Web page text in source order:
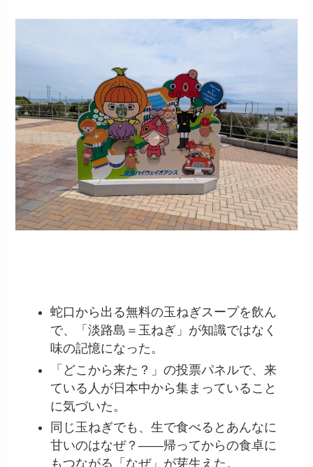
蛇口から出る無料の玉ねぎスープを飲ん
で、「淡路島＝玉ねぎ」が知識ではなく
味の記憶になった。
「どこから来た？」の投票パネルで、来
ている人が日本中から集まっていること
に気づいた。
同じ玉ねぎでも、生で食べるとあんなに
甘いのはなぜ？——帰ってからの食卓に
もつながる「なぜ」が芽生えた。